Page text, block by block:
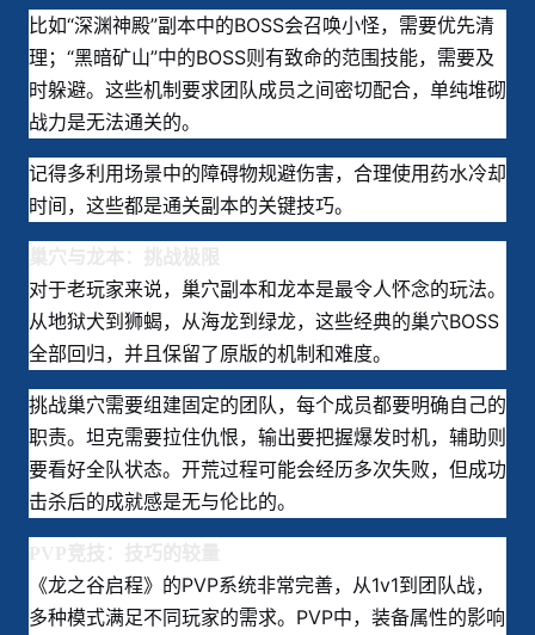
比如“深渊神殿”副本中的BOSS会召唤小怪，需要优先清
理；“黑暗矿山”中的BOSS则有致命的范围技能，需要及
时躲避。这些机制要求团队成员之间密切配合，单纯堆砌
战力是无法通关的。
记得多利用场景中的障碍物规避伤害，合理使用药水冷却
时间，这些都是通关副本的关键技巧。
对于老玩家来说，巢穴副本和龙本是最令人怀念的玩法。
从地狱犬到狮蝎，从海龙到绿龙，这些经典的巢穴BOSS
全部回归，并且保留了原版的机制和难度。
挑战巢穴需要组建固定的团队，每个成员都要明确自己的
职责。坦克需要拉住仇恨，输出要把握爆发时机，辅助则
要看好全队状态。开荒过程可能会经历多次失败，但成功
击杀后的成就感是无与伦比的。
《龙之谷启程》的PVP系统非常完善，从1v1到团队战，
多种模式满足不同玩家的需求。PVP中，装备属性的影响